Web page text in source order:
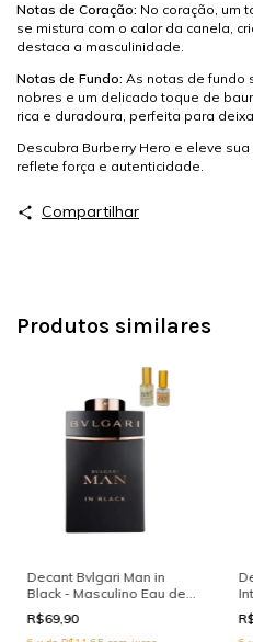
Notas de Coração: No coração, um
se mistura com o calor da canela,
destaca a masculinidade.
Notas de Fundo: As notas de fundo
nobres e um delicado toque de
rica e duradoura, perfeita para
Descubra Burberry Hero e eleve
reflete força e autenticidade.
Compartilhar
Produtos similares
Decant Bvlgari Man in
Black - Masculino Eau de
Parfum
R$69,90